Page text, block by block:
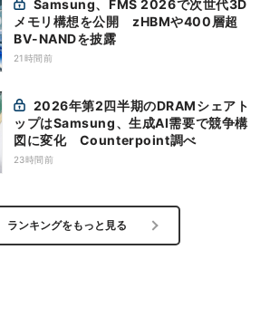
メモリ構想を公開 zHBMや400層超
BV-NANDを披露
21時間前
ップはSamsung、生成AI需要で競争構
図に変化 Counterpoint調べ
23時間前
ランキングをもっと見る